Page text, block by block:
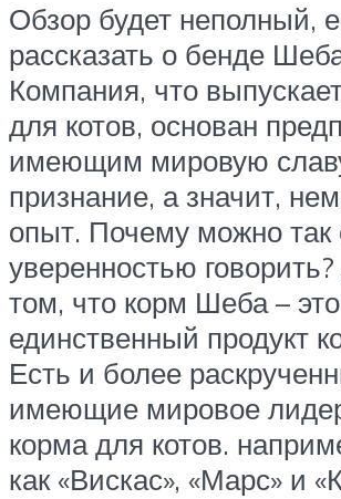
Обзор будет неполный,
рассказать о бенде
Компания, что
для котов, основан
имеющим мировую
признание, а значит,
опыт. Почему можно так
уверенностью
том, что корм Шеба –
единственный продукт
Есть и более
имеющие мировое
корма для котов.
как «Вискас», «Марс» и